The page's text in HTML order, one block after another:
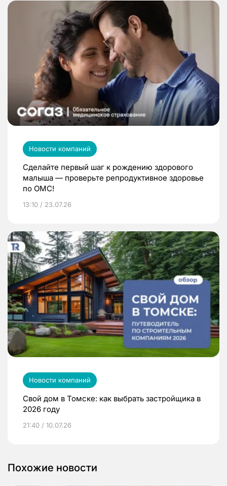
Новости компаний
Сделайте первый шаг к рождению здорового
малыша — проверьте репродуктивное здоровье
по ОМС!
13:10 / 23.07.26
Новости компаний
Свой дом в Томске: как выбрать застройщика в
2026 году
21:40 / 10.07.26
Похожие новости